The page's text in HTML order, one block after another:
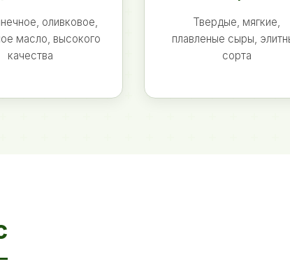
оливковое,
масло, высокого
качества
Твердые, мягкие,
плавленые сыры,
сорта